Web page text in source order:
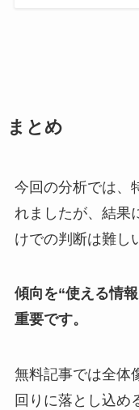
まとめ
今回の分析では、
れましたが、結果
けでの判断は難し
傾向を“使える情
重要です。
無料記事では全体
回りに落とし込め